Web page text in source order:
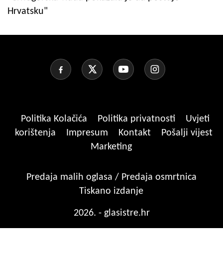
Hrvatsku"
Politika Kolačića Politika privatnosti
Uvjeti
korištenja
Impresum Kontakt
Pošalji vijest
Marketing
Predaja malih oglasa / Predaja osmrtnica
Tiskano izdanje
2026. - glasistre.hr